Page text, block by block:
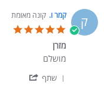
ק קמר ו. קונה מאומת
מזרן
Review by קמר ו. on 31 Dec 2025
review stating מזרן
מושלם
שתף